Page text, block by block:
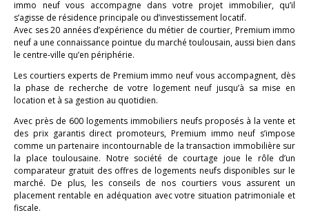
immo neuf vous accompagne dans votre projet immobilier, qu’il
s’agisse de résidence principale ou d’investissement locatif.
Avec ses 20 années d’expérience du métier de courtier, Premium immo
neuf a une connaissance pointue du marché toulousain, aussi bien dans
le centre-ville qu’en périphérie.
Les courtiers experts de Premium immo neuf vous accompagnent, dès
la phase de recherche de votre logement neuf jusqu’à sa mise en
location et à sa gestion au quotidien.
Avec près de 600 logements immobiliers neufs proposés à la vente et
des prix garantis direct promoteurs, Premium immo neuf s’impose
comme un partenaire incontournable de la transaction immobilière sur
la place toulousaine. Notre société de courtage joue le rôle d’un
comparateur gratuit des offres de logements neufs disponibles sur le
marché. De plus, les conseils de nos courtiers vous assurent un
placement rentable en adéquation avec votre situation patrimoniale et
fiscale.